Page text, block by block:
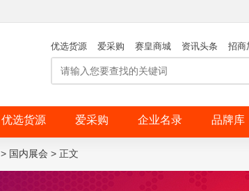
优选货源 爱采购 赛皇商城 资讯头条 招商
优选货源 爱采购 企业名录 品牌库
> 国内展会 > 正文